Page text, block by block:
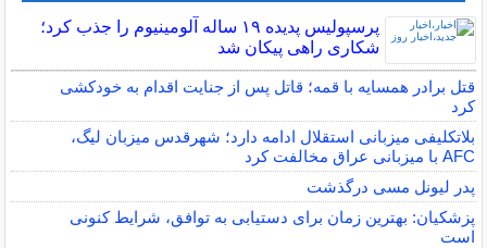
پرسپولیس پدیده ۱۹ ساله آلومینیوم را جذب کرد؛
شکاری راهی پیکان شد
قتل برادر همسایه با قمه؛ قاتل پس از جنایت اقدام به خودکشی
کرد
بلاتکلیفی میزبانی استقلال ادامه دارد؛ شهرقدس میزبان لیگ،
AFC با میزبانی عراق مخالفت کرد
پدر لیونل مسی درگذشت
پزشکیان: بهترین زمان برای دستیابی به توافق، شرایط کنونی
است